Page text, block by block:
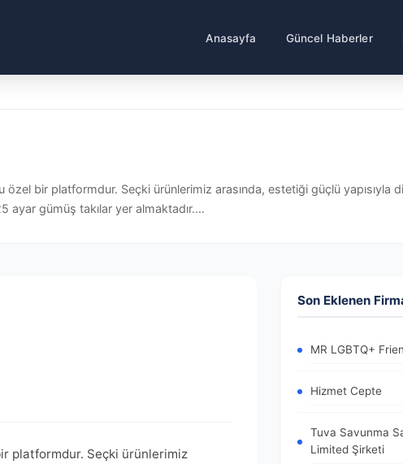
Anasayfa Güncel Haberler
özel bir platformdur. Seçki ürünlerimiz arasında, estetiği güçlü yapısıyla
ayar gümüş takılar yer almaktadır....
platformdur. Seçki ürünlerimiz
Son Eklenen
MR LGBTQ+
Hizmet Cepte
Tuva Savunma
Limited Şirketi